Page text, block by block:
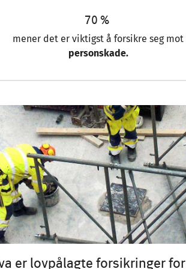
70 %
mener det er viktigst å forsikre seg mot
personskade.
er lovpålagte forsikringer for